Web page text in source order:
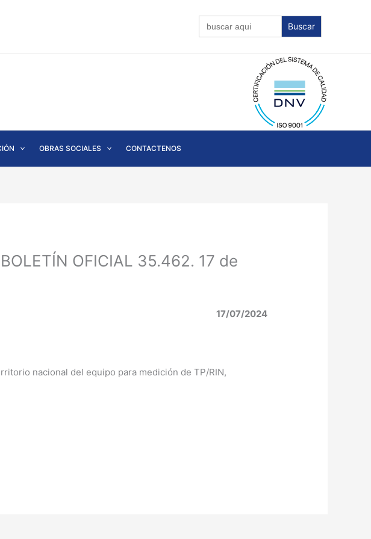
Buscar:
OBRAS SOCIALES CONTACTENOS
OFICIAL 35.462. 17 de
17/07/2024
nacional del equipo para medición de TP/RIN,